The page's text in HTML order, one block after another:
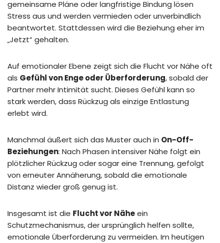
gemeinsame Pläne oder langfristige Bindung lösen
Stress aus und werden vermieden oder unverbindlich
beantwortet. Stattdessen wird die Beziehung eher im
„Jetzt“ gehalten.
Auf emotionaler Ebene zeigt sich die Flucht vor Nähe oft
als Gefühl von Enge oder Überforderung, sobald der
Partner mehr Intimität sucht. Dieses Gefühl kann so
stark werden, dass Rückzug als einzige Entlastung
erlebt wird.
Manchmal äußert sich das Muster auch in On-Off-
Beziehungen: Nach Phasen intensiver Nähe folgt ein
plötzlicher Rückzug oder sogar eine Trennung, gefolgt
von erneuter Annäherung, sobald die emotionale
Distanz wieder groß genug ist.
Insgesamt ist die Flucht vor Näheein
Schutzmechanismus, der ursprünglich helfen sollte,
emotionale Überforderung zu vermeiden. Im heutigen